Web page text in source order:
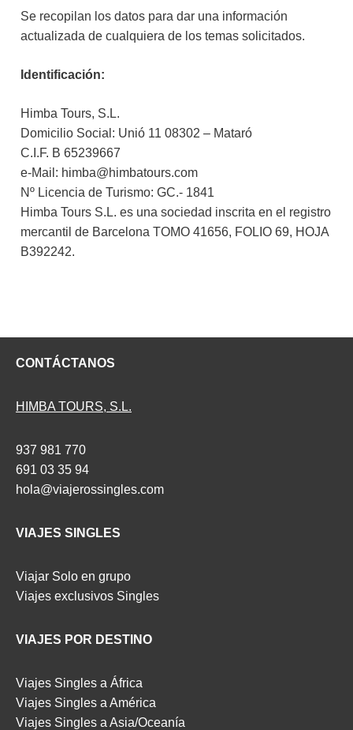
Se recopilan los datos para dar una información
actualizada de cualquiera de los temas solicitados.
Identificación:
Himba Tours, S.L.
Domicilio Social: Unió 11 08302 – Mataró
C.I.F. B 65239667
e-Mail: himba@himbatours.com
Nº Licencia de Turismo: GC.- 1841
Himba Tours S.L. es una sociedad inscrita en el registro
mercantil de Barcelona TOMO 41656, FOLIO 69, HOJA
B392242.
CONTÁCTANOS
HIMBA TOURS, S.L.
937 981 770
691 03 35 94
hola@viajerossingles.com
VIAJES SINGLES
Viajar Solo en grupo
Viajes exclusivos Singles
VIAJES POR DESTINO
Viajes Singles a África
Viajes Singles a América
Viajes Singles a Asia/Oceanía